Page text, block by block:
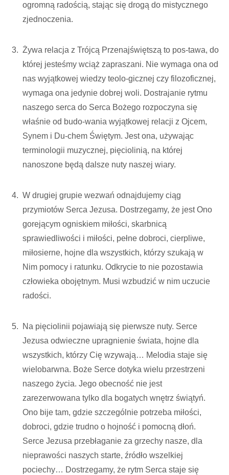
ogromną radością, stając się drogą do mistycznego
zjednoczenia.
Żywa relacja z Trójcą Przenajświętszą to pos-tawa, do
której jesteśmy wciąż zapraszani. Nie wymaga ona od
nas wyjątkowej wiedzy teolo-gicznej czy filozoficznej,
wymaga ona jedynie dobrej woli. Dostrajanie rytmu
naszego serca do Serca Bożego rozpoczyna się
właśnie od budo-wania wyjątkowej relacji z Ojcem,
Synem i Du-chem Świętym. Jest ona, używając
terminologii muzycznej, pięciolinią, na której
nanoszone będą dalsze nuty naszej wiary.
W drugiej grupie wezwań odnajdujemy ciąg
przymiotów Serca Jezusa. Dostrzegamy, że jest Ono
gorejącym ogniskiem miłości, skarbnicą
sprawiedliwości i miłości, pełne dobroci, cierpliwe,
miłosierne, hojne dla wszystkich, którzy szukają w
Nim pomocy i ratunku. Odkrycie to nie pozostawia
człowieka obojętnym. Musi wzbudzić w nim uczucie
radości.
Na pięciolinii pojawiają się pierwsze nuty. Serce
Jezusa odwieczne upragnienie świata, hojne dla
wszystkich, którzy Cię wzywają… Melodia staje się
wielobarwna. Boże Serce dotyka wielu przestrzeni
naszego życia. Jego obecność nie jest
zarezerwowana tylko dla bogatych wnętrz świątyń.
Ono bije tam, gdzie szczególnie potrzeba miłości,
dobroci, gdzie trudno o hojność i pomocną dłoń.
Serce Jezusa przebłaganie za grzechy nasze, dla
nieprawości naszych starte, źródło wszelkiej
pociechy… Dostrzegamy, że rytm Serca staje się